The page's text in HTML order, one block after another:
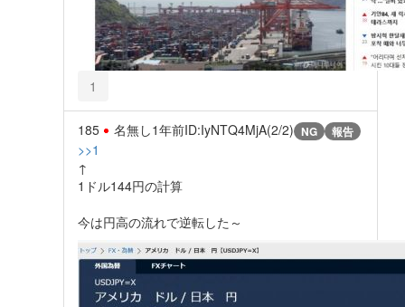
1
185 名無し1年前ID:IyNTQ4MjA(2/2) NG 報告
>>1
↑
1ドル144円の計算
今は円高の流れで逆転した～